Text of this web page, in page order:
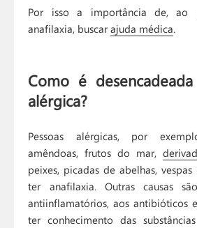
Por isso a importância de, ao
anafilaxia, buscarajuda médica.
Como é
alérgica?
Pessoas alérgicas, por
amêndoas, frutos do mar,
peixes, picadas de abelhas,
ter anafilaxia. Outras causas
antiinflamatórios, aos antibióticos
ter conhecimento das